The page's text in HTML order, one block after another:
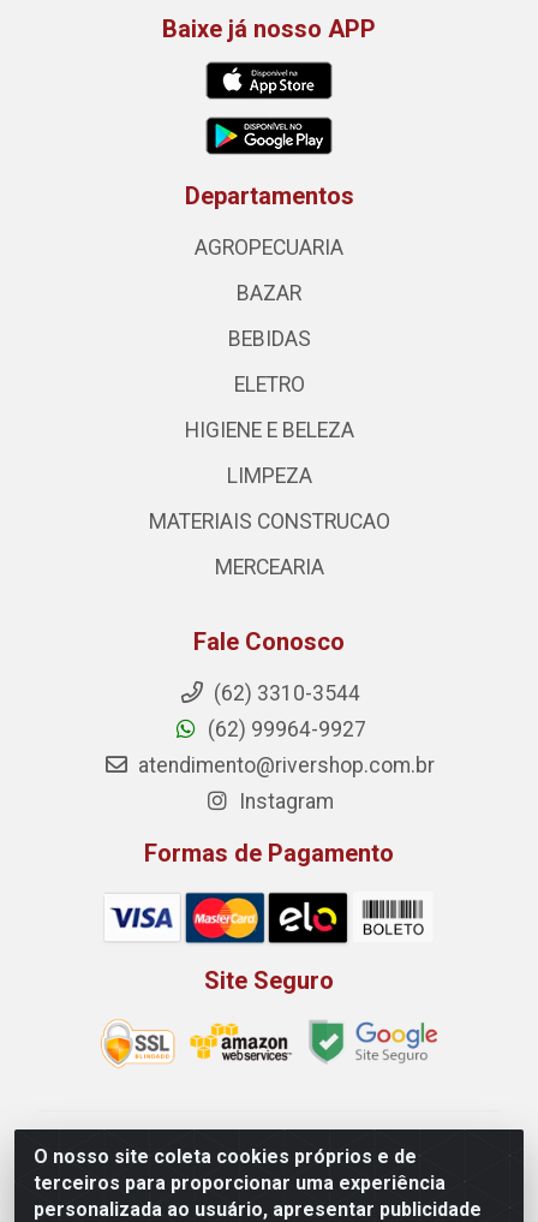
O nosso site coleta cookies próprios e de
terceiros para proporcionar uma experiência
personalizada ao usuário, apresentar publicidade
Baixe já nosso APP
Departamentos
AGROPECUARIA
BAZAR
BEBIDAS
ELETRO
HIGIENE E BELEZA
LIMPEZA
MATERIAIS CONSTRUCAO
MERCEARIA
Fale Conosco
(62) 3310-3544
(62) 99964-9927
atendimento@rivershop.com.br
Instagram
Formas de Pagamento
Site Seguro
Rio Vermelho Distribuição de Alimentos LTDA - Rodovia
BR, 153, KM 52 N 00 QD 00 LT 16 - Bairro Jardim
Eldorado, Anápolis/GO - CEP 75.045-190 - CNPJ